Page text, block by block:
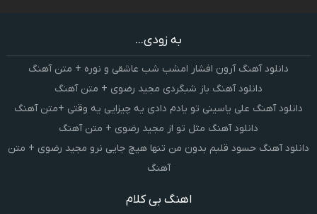
به زودی...
دانلود آهنگ آرون افشار امشب شب عاشقی و نوره + متن آهنگ
دانلود آهنگ باز شبگردی مجید رضوی + متن آهنگ
دانلود آهنگ علی یاسینی تو یادم دادی یه چیزایی یه وقتی +متن آهنگ
دانلود آهنگ مثل تو از مجید رضوی + متن آهنگ
دانلود آهنگ حسود قلبم بدون من تنها هیچ جایی نرو مجید رضوی + متن
آهنگ
اهنگ بی کلام